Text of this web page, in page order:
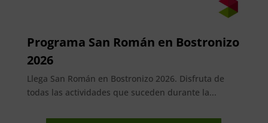
Programa San Román en Bostronizo
2026
Llega San Román en Bostronizo 2026. Disfruta de
todas las actividades que suceden durante la...